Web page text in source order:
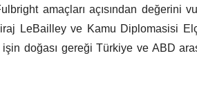
amaçları açısından değerini
LeBailley ve Kamu Diplomasisi
doğası gereği Türkiye ve ABD